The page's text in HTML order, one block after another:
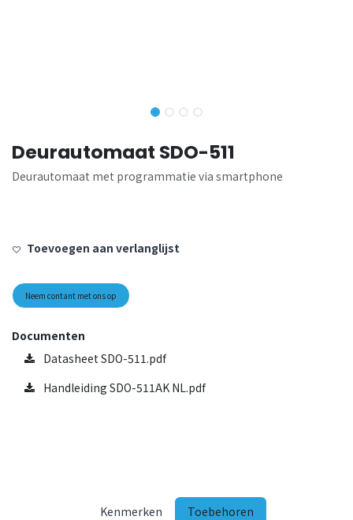
Deurautomaat SDO-511
Deurautomaat met programmatie via smartphone
Toevoegen aan verlanglijst
Neem contant met ons op
Documenten
Datasheet SDO-511.pdf
Handleiding SDO-511AK NL.pdf
Kenmerken Toebehoren